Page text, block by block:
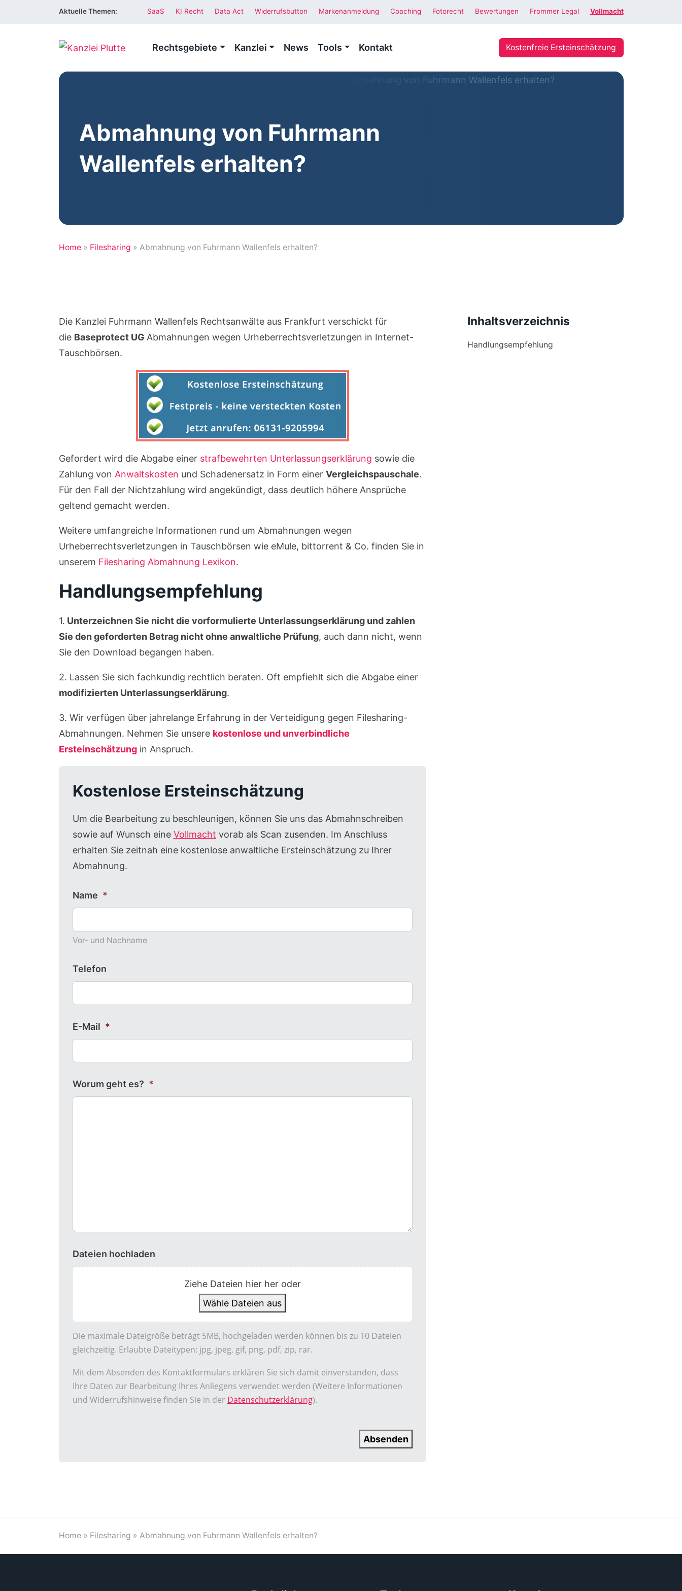
Aktuelle Themen: SaaS KI Recht Data Act Widerrufsbutton Markenanmeldung Coaching Fotorecht Bewertungen Frommer Legal Vollmacht
Kostenfreie Ersteinschätzung
Rechtsgebiete Kanzlei News Tools Kontakt
Abmahnung von Fuhrmann
Wallenfels erhalten?
Home» Filesharing » Abmahnung von Fuhrmann Wallenfels erhalten?
Die Kanzlei Fuhrmann Wallenfels Rechtsanwälte aus Frankfurt verschickt für
die Baseprotect UG Abmahnungen wegen Urheberrechtsverletzungen in Internet-
Tauschbörsen.
Gefordert wird die Abgabe einer strafbewehrten Unterlassungserklärung sowie die
Zahlung von Anwaltskosten und Schadenersatz in Form einer Vergleichspauschale.
Für den Fall der Nichtzahlung wird angekündigt, dass deutlich höhere Ansprüche
geltend gemacht werden.
Weitere umfangreiche Informationen rund um Abmahnungen wegen
Urheberrechtsverletzungen in Tauschbörsen wie eMule, bittorrent & Co. finden Sie in
unserem Filesharing Abmahnung Lexikon.
Handlungsempfehlung
1. Unterzeichnen Sie nicht die vorformulierte Unterlassungserklärung und zahlen
Sie den geforderten Betrag nicht ohne anwaltliche Prüfung, auch dann nicht, wenn
Sie den Download begangen haben.
2. Lassen Sie sich fachkundig rechtlich beraten. Oft empfiehlt sich die Abgabe einer
modifizierten Unterlassungserklärung.
3. Wir verfügen über jahrelange Erfahrung in der Verteidigung gegen Filesharing-
Abmahnungen. Nehmen Sie unsere kostenlose und unverbindliche
Ersteinschätzungin Anspruch.
Kostenlose Ersteinschätzung
Um die Bearbeitung zu beschleunigen, können Sie uns das Abmahnschreiben
sowie auf Wunsch eine Vollmacht vorab als Scan zusenden. Im Anschluss
erhalten Sie zeitnah eine kostenlose anwaltliche Ersteinschätzung zu Ihrer
Abmahnung.
Name *
Vor- und Nachname
Telefon
E-Mail *
Worum geht es? *
Dateien hochladen
Ziehe Dateien hier her oder
Wähle Dateien aus
Die maximale Dateigröße beträgt 5MB, hochgeladen werden können bis zu 10 Dateien
gleichzeitig. Erlaubte Dateitypen: jpg, jpeg, gif, png, pdf, zip, rar.
Mit dem Absenden des Kontaktformulars erklären Sie sich damit einverstanden, dass
Ihre Daten zur Bearbeitung Ihres Anliegens verwendet werden (Weitere Informationen
und Widerrufshinweise finden Sie in der Datenschutzerklärung).
Absenden
Inhaltsverzeichnis
Handlungsempfehlung
Home» Filesharing » Abmahnung von Fuhrmann Wallenfels erhalten?